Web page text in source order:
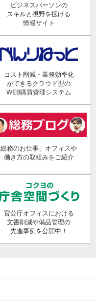
ビジネスパーソンの
スキルと視野を拡げる
情報サイト
コスト削減・業務効率化
ができるクラウド型の
WEB購買管理システム
総務のお仕事、オフィスや
働き方の取組みをご紹介
官公庁オフィスにおける
文書削減や備品管理の
先進事例を公開中！